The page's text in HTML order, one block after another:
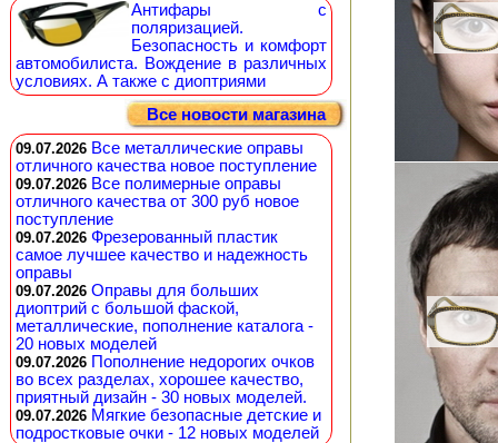
Антифары с
поляризацией.
Безопасность и комфорт
автомобилиста. Вождение в различных
условиях. А также с диоптриями
Все новости магазина
09.07.2026 Все металлические оправы
отличного качества новое поступление
09.07.2026 Все полимерные оправы
отличного качества от 300 руб новое
поступление
09.07.2026 Фрезерованный пластик
самое лучшее качество и надежность
оправы
09.07.2026 Оправы для больших
диоптрий с большой фаской,
металлические, пополнение каталога -
20 новых моделей
09.07.2026 Пополнение недорогих очков
во всех разделах, хорошее качество,
приятный дизайн - 30 новых моделей.
09.07.2026 Мягкие безопасные детские и
подростковые очки - 12 новых моделей